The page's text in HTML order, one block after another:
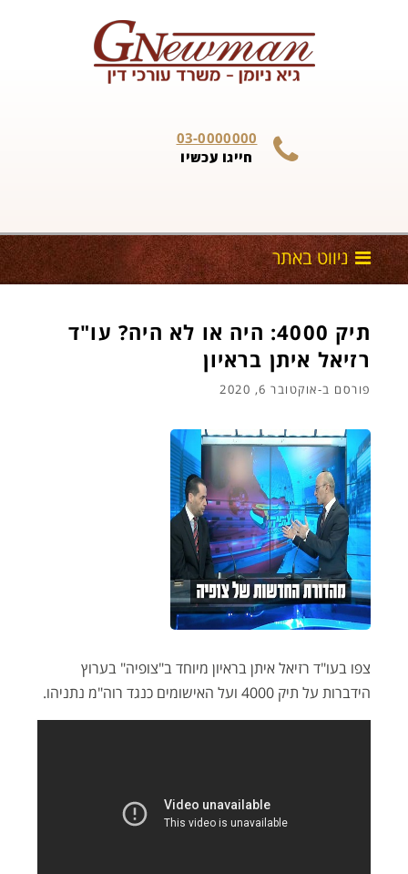
03-0000000
חייגו עכשיו
תיק 4000: היה או לא היה? עו"ד
רזיאל איתן בראיון
פורסם ב-אוקטובר 6, 2020
צפו בעו"ד רזיאל איתן בראיון מיוחד ב"צופיה" בערוץ
הידברות על תיק 4000 ועל האישומים כנגד רוה"מ נתניהו.